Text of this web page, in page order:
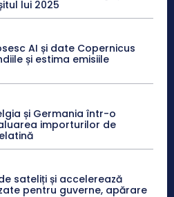
lui 2025
AI și date Copernicus
și estima emisiile
și Germania într-o
importurilor de
sateliți și accelerează
pentru guverne, apărare